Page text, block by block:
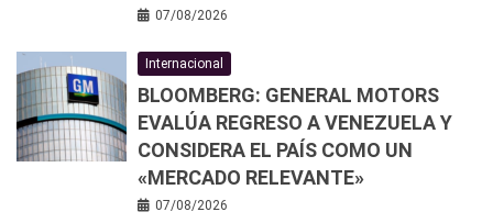
07/08/2026
Internacional
BLOOMBERG: GENERAL MOTORS
EVALÚA REGRESO A VENEZUELA Y
CONSIDERA EL PAÍS COMO UN
«MERCADO RELEVANTE»
07/08/2026